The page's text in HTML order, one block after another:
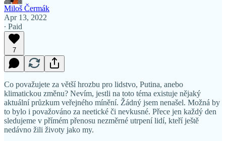
Miloš Čermák
Apr 13, 2022
∙ Paid
7
Co považujete za větší hrozbu pro lidstvo, Putina, anebo
klimatickou změnu? Nevím, jestli na toto téma existuje nějaký
aktuální průzkum veřejného mínění. Žádný jsem nenašel. Možná by
to bylo i považováno za neetické či nevkusné. Přece jen každý den
sledujeme v přímém přenosu nezměrné utrpení lidí, kteří ještě
nedávno žili životy jako my.